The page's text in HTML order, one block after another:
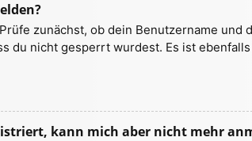
zunächst, ob dein Benutzername
du nicht gesperrt wurdest. Es ist
kann mich aber nicht mehr